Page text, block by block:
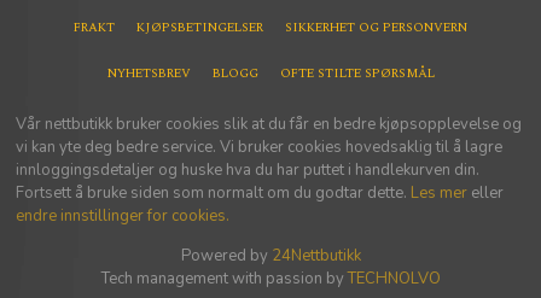
FRAKT KJØPSBETINGELSER SIKKERHET OG PERSONVERN
NYHETSBREV BLOGG OFTE STILTE SPØRSMÅL
Vår nettbutikk bruker cookies slik at du får en bedre kjøpsopplevelse og
vi kan yte deg bedre service. Vi bruker cookies hovedsaklig til å lagre
innloggingsdetaljer og huske hva du har puttet i handlekurven din.
Fortsett å bruke siden som normalt om du godtar dette. Les mer eller
endre innstillinger for cookies.
Powered by 24Nettbutikk
Tech management with passion byTECHNOLVO